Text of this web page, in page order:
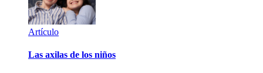
Artículo
Las axilas de los niños